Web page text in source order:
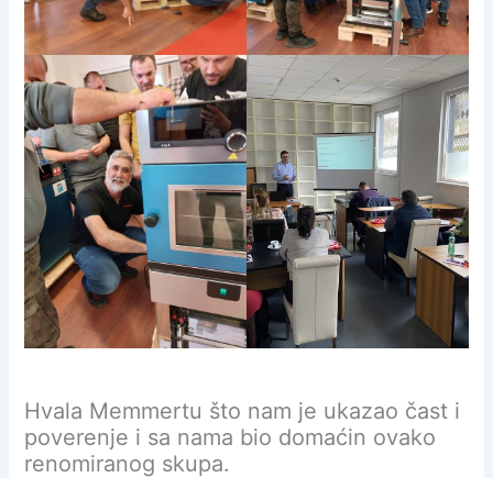
Hvala Memmertu što nam je ukazao čast i
poverenje i sa nama bio domaćin ovako
renomiranog skupa.